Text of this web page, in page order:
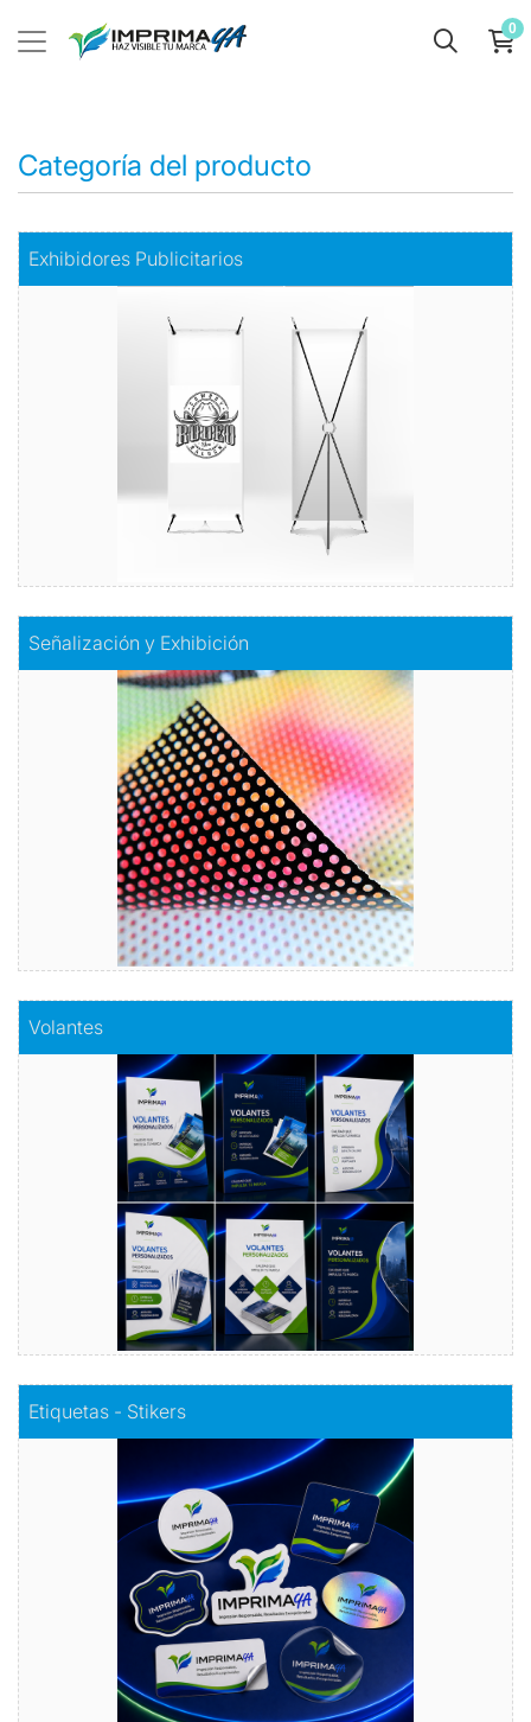
0
Categoría del producto
Exhibidores Publicitarios
Exhiba su marca o producto con Estilo y Elegancia
Todo en exhibidores
Comprar
Comprar
Señalización y Exhibición
Acabados y aplicaciones para mostrar su Marca!
Vinilos, banner, floor.
Comprar
Comprar
Volantes
Publicidad efectiva, presupuesto inteligente: Nuestros
volantes publicitarios económicos, la clave para llegar a
más clientes sin romper el banco.
Comprar
Comprar
Etiquetas - Stikers
Este elemento es unas muchas veces para clasificar
diferentes unidades en un conjunto de elementos, que al
mismo tiempo sirven para darles relevancia especial
Comprar
Comprar